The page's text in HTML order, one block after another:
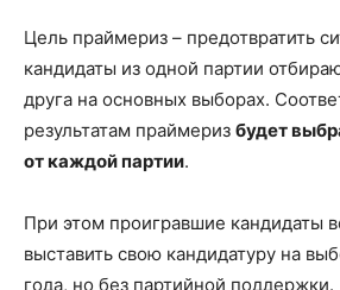
Цель праймериз – предотвратить
кандидаты из одной партии
друга на основных выборах.
результатам праймериз будет
от каждой партии.
При этом проигравшие кандидаты
выставить свою кандидатуру на
года, но без партийной поддержки.